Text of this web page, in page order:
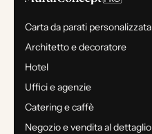
Carta da parati personalizzata
Architetto e decoratore
Hotel
Uffici e agenzie
Catering e caffè
Negozio e vendita al dettaglio